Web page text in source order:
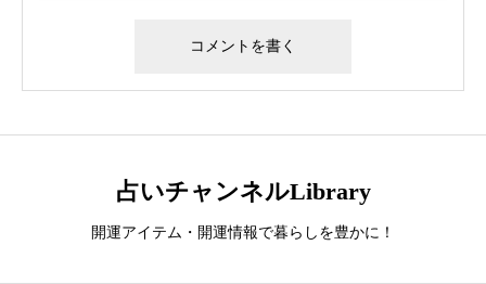
占いチャンネルLibrary
開運アイテム・開運情報で暮らしを豊かに！